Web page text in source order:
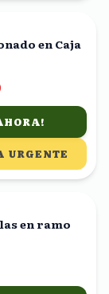
en Caja
URGENTE
en ramo